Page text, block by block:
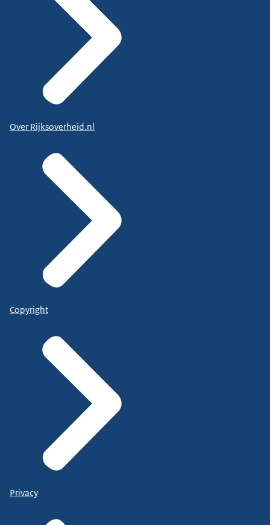
Over Rijksoverheid.nl
Copyright
Privacy